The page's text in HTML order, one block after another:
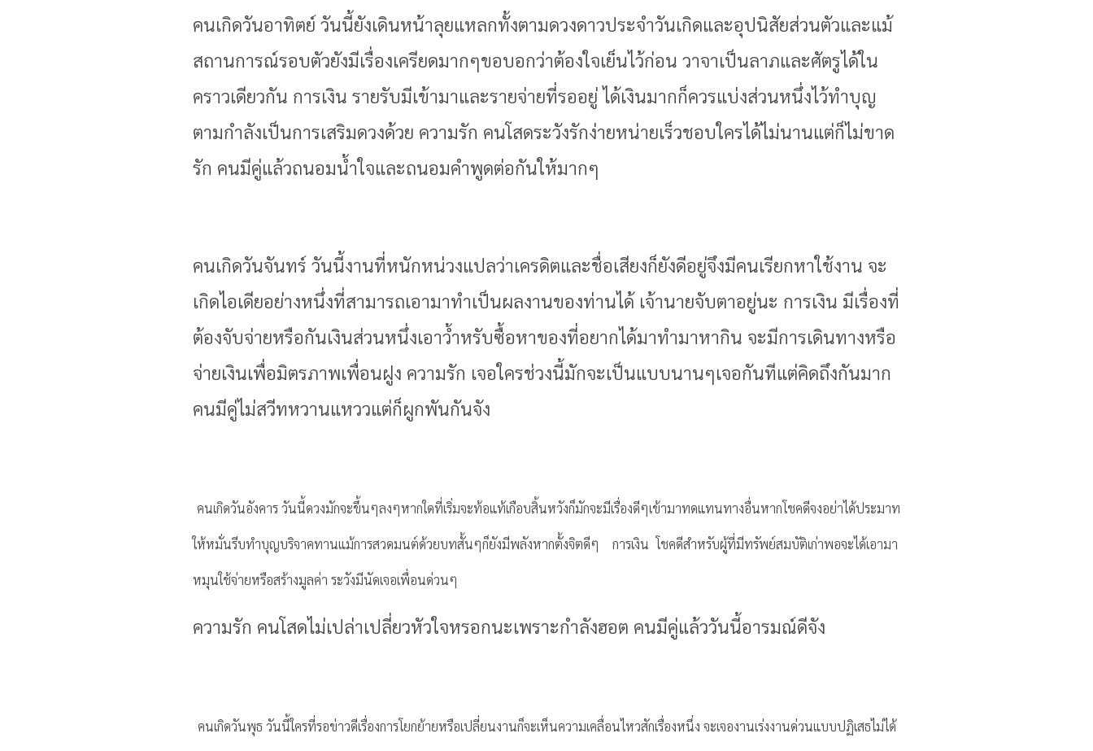
คนเกิดวันอาทิตย์ วันนี้ยังเดินหน้าลุยแหลกทั้งตามดวงดาวประจำวันเกิดและอุปนิสัยส่วนตัวและแม้
สถานการณ์รอบตัวยังมีเรื่องเครียดมากๆขอบอกว่าต้องใจเย็นไว้ก่อน วาจาเป็นลาภและศัตรูได้ใน
คราวเดียวกัน การเงิน รายรับมีเข้ามาและรายจ่ายที่รออยู่ ได้เงินมากก็ควรแบ่งส่วนหนึ่งไว้ทำบุญ
ตามกำลังเป็นการเสริมดวงด้วย ความรัก คนโสดระวังรักง่ายหน่ายเร็วชอบใครได้ไม่นานแต่ก็ไม่ขาด
รัก คนมีคู่แล้วถนอมน้ำใจและถนอมคำพูดต่อกันให้มากๆ
คนเกิดวันจันทร์ วันนี้งานที่หนักหน่วงแปลว่าเครดิตและชื่อเสียงก็ยังดีอยู่จึงมีคนเรียกหาใช้งาน จะ
เกิดไอเดียอย่างหนึ่งที่สามารถเอามาทำเป็นผลงานของท่านได้ เจ้านายจับตาอยู่นะ การเงิน มีเรื่องที่
ต้องจับจ่ายหรือกันเงินส่วนหนึ่งเอาว้ำหรับซื้อหาของที่อยากได้มาทำมาหากิน จะมีการเดินทางหรือ
จ่ายเงินเพื่อมิตรภาพเพื่อนฝูง ความรัก เจอใครช่วงนี้มักจะเป็นแบบนานๆเจอกันทีแต่คิดถึงกันมาก
คนมีคู่ไม่สวีทหวานแหววแต่ก็ผูกพันกันจัง
คนเกิดวันอังคาร วันนี้ดวงมักจะขึ้นๆลงๆหากใดที่เริ่มจะท้อแท้เกือบสิ้นหวังก็มักจะมีเรื่องดีๆเข้ามาทดแทนทางอื่นหากโชคดีจงอย่าได้ประมาท
ให้หมั่นรีบทำบุญบริจาคทานแม้การสวดมนต์ด้วยบทสั้นๆก็ยังมีพลังหากตั้งจิตดีๆ การเงิน โชคดีสำหรับผู้ที่มีทรัพย์สมบัติเก่าพอจะได้เอามา
หมุนใช้จ่ายหรือสร้างมูลค่า ระวังมีนัดเจอเพื่อนด่วนๆ
ความรัก คนโสดไม่เปล่าเปลี่ยวหัวใจหรอกนะเพราะกำลังฮอต คนมีคู่แล้ววันนี้อารมณ์ดีจัง
คนเกิดวันพุธ วันนี้ใครที่รอข่าวดีเรื่องการโยกย้ายหรือเปลี่ยนงานก็จะเห็นความเคลื่อนไหวสักเรื่องหนึ่ง จะเจองานเร่งงานด่วนแบบปฏิเสธไม่ได้